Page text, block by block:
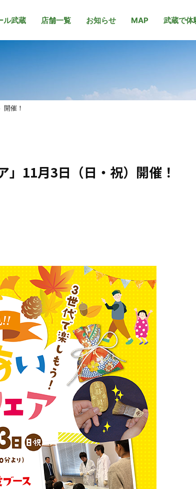
ル武蔵 店舗一覧 お知らせ MAP 武蔵で体
開催！
11月3日（日・祝）開催！